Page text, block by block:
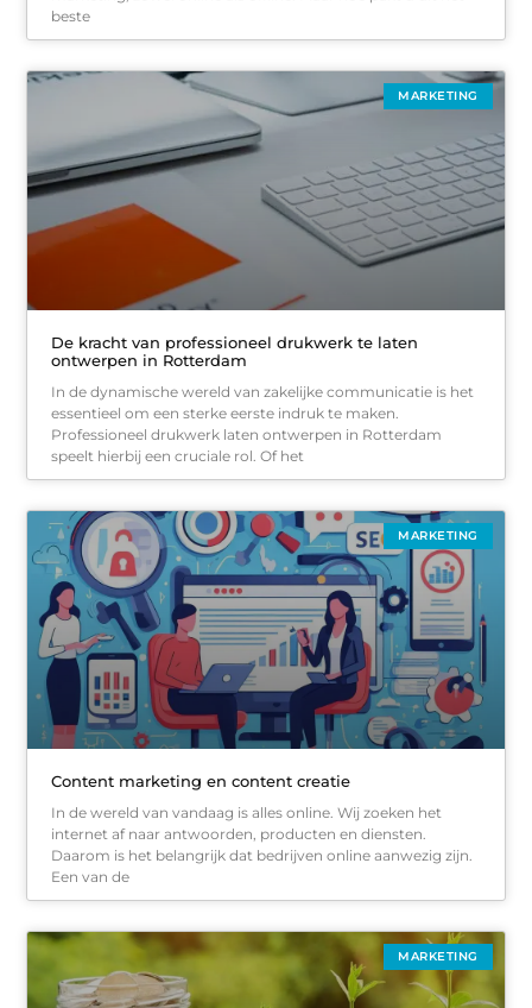
beste
MARKETING
De kracht van professioneel drukwerk te laten
ontwerpen in Rotterdam
In de dynamische wereld van zakelijke communicatie is het
essentieel om een sterke eerste indruk te maken.
Professioneel drukwerk laten ontwerpen in Rotterdam
speelt hierbij een cruciale rol. Of het
MARKETING
Content marketing en content creatie
In de wereld van vandaag is alles online. Wij zoeken het
internet af naar antwoorden, producten en diensten.
Daarom is het belangrijk dat bedrijven online aanwezig zijn.
Een van de
MARKETING